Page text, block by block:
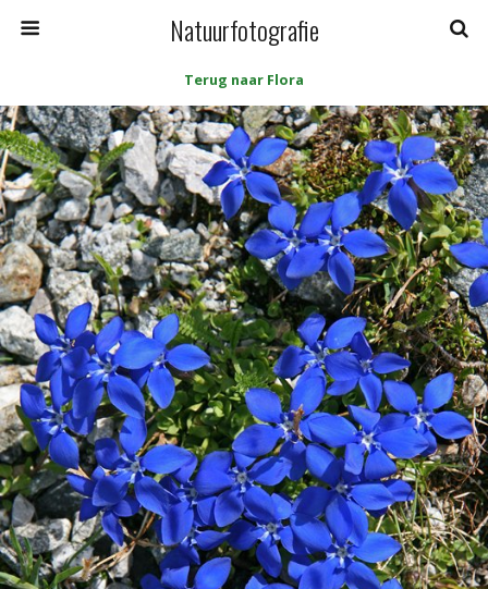
Natuurfotografie
Terug naar Flora